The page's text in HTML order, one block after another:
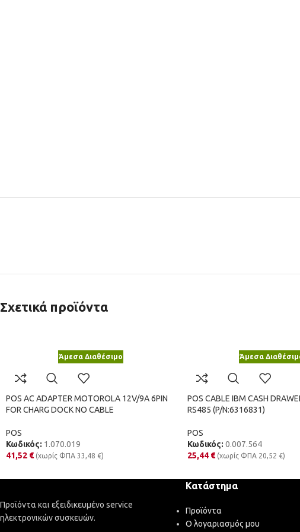
Σχετικά προϊόντα
Άμεσα Διαθέσιμο
POS AC ADAPTER MOTOROLA 12V/9A 6PIN
FOR CHARG DOCK NO CABLE
POS
Κωδικός: 1.070.019
41,52 € (χωρίς ΦΠΑ 33,48 €)
Άμεσα
POS CABLE IBM CASH
RS485 (P/N:6316831)
POS
Κωδικός: 0.007.564
25,44 € (χωρίς ΦΠΑ 20,52 €)
Προϊόντα και εξειδικευμένο service
ηλεκτρονικών συσκευών.
Κατάστημα
Προϊόντα
Ο λογαριασμός μου